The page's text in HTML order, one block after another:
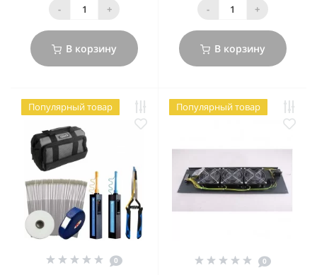
- +
В корзину
- +
В корзину
Популярный товар
0
Популярный товар
0